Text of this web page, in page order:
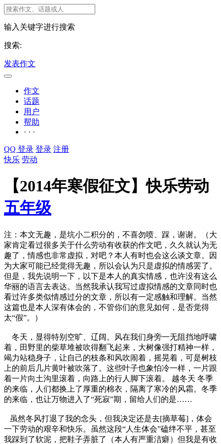
输入关键字进行搜索
搜索:
发表作文
作文
话题
用户
帮助
· · ·
QQ 登录 登录 注册
快乐 劳动
【2014年寒假征文】快乐劳动
五年级
注：本文无趣，是坑小二积分的，不喜勿喷、踩，谢谢。（大
家肯定看过很多关于什么劳动有收获的作文吧，久久就认为无
趣了，情感也非常虚拟，对吧？本人有时也会这么谈文章。因
为大家可能已经觉得无趣，所以会认为只是虚拟的情感罢了。
但是，我先说明一下，以下是本人的真实情感，也许没有这么
华丽的语言去表达。当然我承认我写过虚拟情感的文章同时也
看过许多类似情感过分的文章，所以有一定感触和理解。当然
这篇也是本人深有体会的，不管你们的意见如何，是否觉得
太“假”。）
冬天，显得特别空旷、辽阔。风在我们身旁一无阻挡地呼啸
着，田野里的柴草堆被吹得翻飞起来，大树像强打精神一样，
竭力站稳身子，让自己的枝条和风吹闹着，摇晃着，可是树枝
上的前后几片黄叶被吹落了。这些叶子也象怕冷一样，一片跟
着一片向土沟里滚着，向路上的行人脚下滚着。 越冬天 冬季
的来临，人们都换上了厚重的棉衣，隔离了寒冷的风霜。冬季
的来临，也让万物进入了“死寂”期，留给人们的是……
虽然冬风打退了我的念头，但我决定还是去[摘草莓]，体会
一下劳动的艰辛和快乐。虽然这段“人生体会”磕绊不平，甚至
我踩到了软泥，把鞋子弄脏了（本人有严重洁癖）但我是有收